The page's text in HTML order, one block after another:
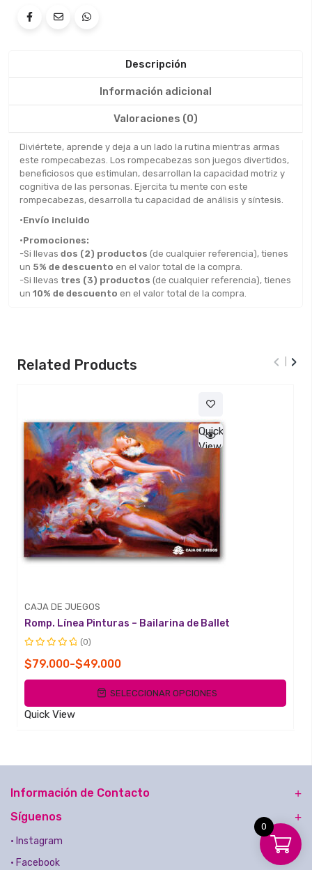
Descripción
Información adicional
Valoraciones (0)
Diviértete, aprende y deja a un lado la rutina mientras armas
este rompecabezas. Los rompecabezas son juegos divertidos,
beneficiosos que estimulan, desarrollan la capacidad motriz y
cognitiva de las personas. Ejercita tu mente con este
rompecabezas, desarrolla tu capacidad de análisis y síntesis.
•Envío incluido
•Promociones:
-Si llevas dos (2) productos (de cualquier referencia), tienes
un 5% de descuento en el valor total de la compra.
-Si llevas tres (3) productos (de cualquier referencia), tienes
un 10% de descuento en el valor total de la compra.
Related Products
Quick
View
CAJA DE JUEGOS
Romp. Línea Pinturas – Bailarina de Ballet
con
0
5
(0)
$49.000
-
$79.000
Rango
de
desde
$79.000
SELECCIONAR OPCIONES
Quick View
‹ ›
Información de Contacto
Síguenos
• Instagram
• Facebook
0